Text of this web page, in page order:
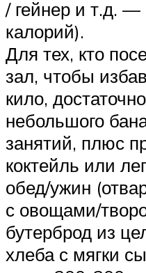
/ гейнер и т.д. —
калорий).
Для тех, кто
зал, чтобы
кило,
небольшого
занятий, плюс
коктейль или
обед/ужин
с овощами/
бутерброд из
хлеба с мягки